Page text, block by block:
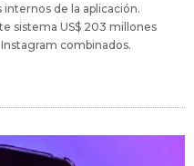
de la aplicación.
sistema US$ 203 millones
combinados.